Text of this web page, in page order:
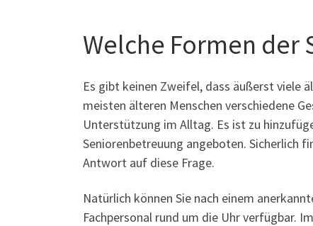
Welche Formen
Es gibt keinen Zweifel, dass äußerst viele
meisten älteren Menschen verschiedene
Unterstützung im Alltag. Es ist zu
Seniorenbetreuung angeboten. Sicherlich
Antwort auf diese Frage.
Natürlich können Sie nach einem
Fachpersonal rund um die Uhr verfügbar.